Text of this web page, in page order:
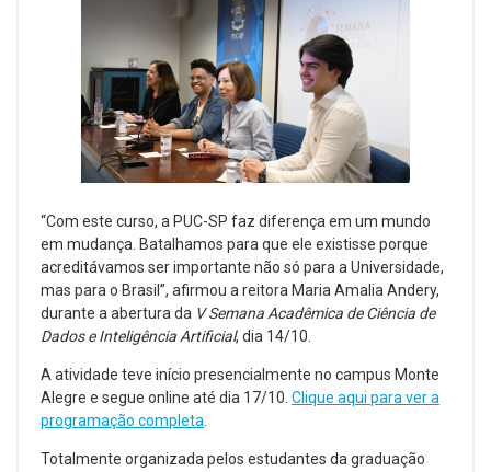
“Com este curso, a PUC-SP faz diferença em um mundo
em mudança. Batalhamos para que ele existisse porque
acreditávamos ser importante não só para a Universidade,
mas para o Brasil”, afirmou a reitora Maria Amalia Andery,
durante a abertura da V Semana Acadêmica de Ciência de
Dados e Inteligência Artificial, dia 14/10.
A atividade teve início presencialmente no campus Monte
Alegre e segue online até dia 17/10. Clique aqui para ver a
programação completa
Totalmente organizada pelos estudantes da graduação